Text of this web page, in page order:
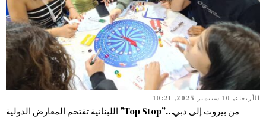
الأربعاء, 10 سبتمبر 2025, 10:21
من بيروت إلى دبي…”Top Stop” اللبنانية تقتحم المعارض الدولية